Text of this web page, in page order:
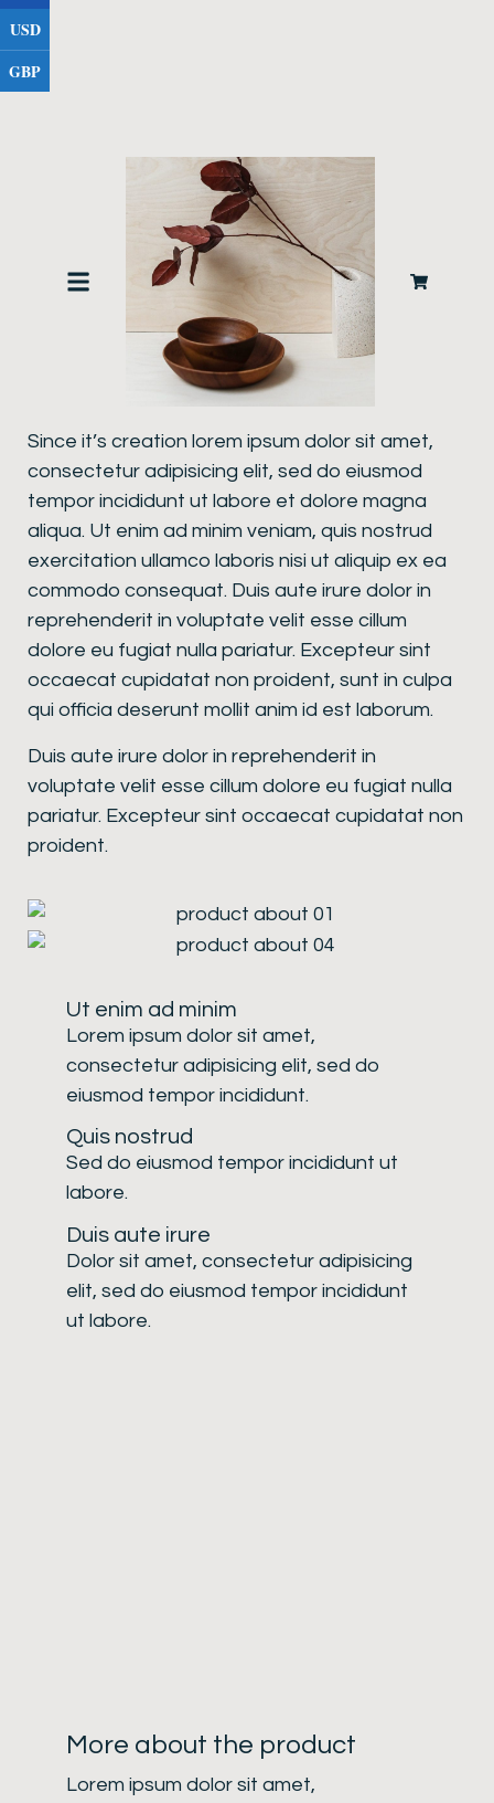
Since it’s creation lorem ipsum dolor sit amet,
consectetur adipisicing elit, sed do eiusmod
tempor incididunt ut labore et dolore magna
aliqua. Ut enim ad minim veniam, quis nostrud
exercitation ullamco laboris nisi ut aliquip ex ea
commodo consequat. Duis aute irure dolor in
reprehenderit in voluptate velit esse cillum
dolore eu fugiat nulla pariatur. Excepteur sint
occaecat cupidatat non proident, sunt in culpa
qui officia deserunt mollit anim id est laborum.
Duis aute irure dolor in reprehenderit in
voluptate velit esse cillum dolore eu fugiat nulla
pariatur. Excepteur sint occaecat cupidatat non
proident.
Ut enim ad minim
Lorem ipsum dolor sit amet,
consectetur adipisicing elit, sed do
eiusmod tempor incididunt.
Quis nostrud
Sed do eiusmod tempor incididunt ut
labore.
Duis aute irure
Dolor sit amet, consectetur adipisicing
elit, sed do eiusmod tempor incididunt
ut labore.
More about the product
Lorem ipsum dolor sit amet,
USD
GBP